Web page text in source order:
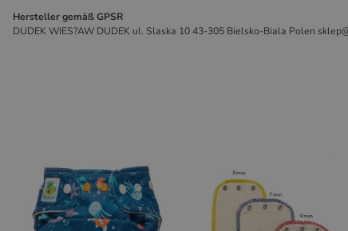
Hersteller gemäß GPSR
DUDEK WIES?AW DUDEK ul. Slaska 10 43-305 Bielsko-Biala Polen